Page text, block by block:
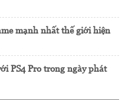
mạnh nhất thế giới hiện
PS4 Pro trong ngày phát